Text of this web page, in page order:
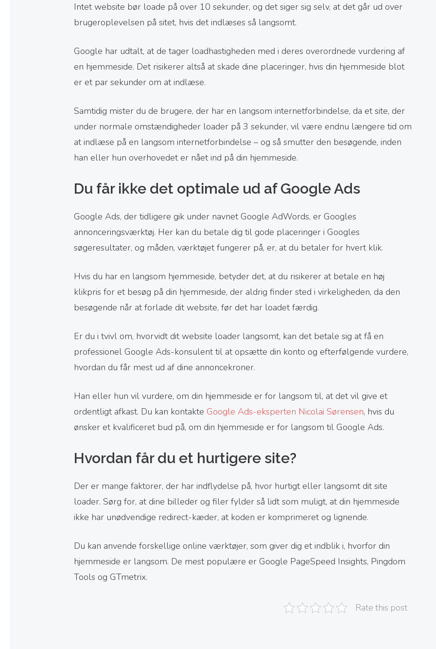
Intet website bør loade på over 10 sekunder, og det siger sig selv, at det går ud over
brugeroplevelsen på sitet, hvis det indlæses så langsomt.
Google har udtalt, at de tager loadhastigheden med i deres overordnede vurdering af
en hjemmeside. Det risikerer altså at skade dine placeringer, hvis din hjemmeside blot
er et par sekunder om at indlæse.
Samtidig mister du de brugere, der har en langsom internetforbindelse, da et site, der
under normale omstændigheder loader på 3 sekunder, vil være endnu længere tid om
at indlæse på en langsom internetforbindelse – og så smutter den besøgende, inden
han eller hun overhovedet er nået ind på din hjemmeside.
Du får ikke det optimale ud af Google Ads
Google Ads, der tidligere gik under navnet Google AdWords, er Googles
annonceringsværktøj. Her kan du betale dig til gode placeringer i Googles
søgeresultater, og måden, værktøjet fungerer på, er, at du betaler for hvert klik.
Hvis du har en langsom hjemmeside, betyder det, at du risikerer at betale en høj
klikpris for et besøg på din hjemmeside, der aldrig finder sted i virkeligheden, da den
besøgende når at forlade dit website, før det har loadet færdig.
Er du i tvivl om, hvorvidt dit website loader langsomt, kan det betale sig at få en
professionel Google Ads-konsulent til at opsætte din konto og efterfølgende vurdere,
hvordan du får mest ud af dine annoncekroner.
Han eller hun vil vurdere, om din hjemmeside er for langsom til, at det vil give et
ordentligt afkast. Du kan kontakte Google Ads-eksperten Nicolai Sørensen, hvis du
ønsker et kvalificeret bud på, om din hjemmeside er for langsom til Google Ads.
Hvordan får du et hurtigere site?
Der er mange faktorer, der har indflydelse på, hvor hurtigt eller langsomt dit site
loader. Sørg for, at dine billeder og filer fylder så lidt som muligt, at din hjemmeside
ikke har unødvendige redirect-kæder, at koden er komprimeret og lignende.
Du kan anvende forskellige online værktøjer, som giver dig et indblik i, hvorfor din
hjemmeside er langsom. De mest populære er Google PageSpeed Insights, Pingdom
Tools og GTmetrix.
Rate this post